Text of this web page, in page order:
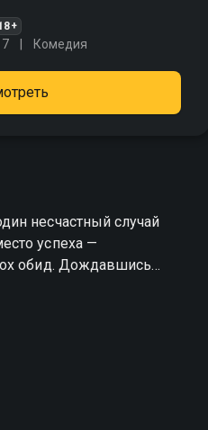
Комедия
несчастный случай
успеха —
обид. Дождавшись
правила игры:
онлайн в